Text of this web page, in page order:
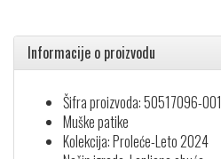
Informacije o proizvodu
Šifra proizvoda: 50517096-001
Muške patike
Kolekcija: Proleće-Leto 2024